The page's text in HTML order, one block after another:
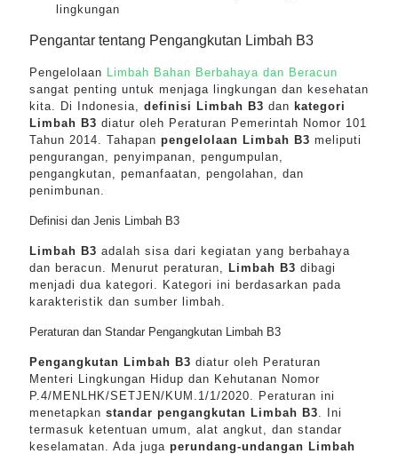
lingkungan
Pengantar tentang Pengangkutan Limbah B3
Pengelolaan Limbah Bahan Berbahaya dan Beracun
sangat penting untuk menjaga lingkungan dan kesehatan
kita. Di Indonesia, definisi Limbah B3 dan kategori
Limbah B3 diatur oleh Peraturan Pemerintah Nomor 101
Tahun 2014. Tahapan pengelolaan Limbah B3 meliputi
pengurangan, penyimpanan, pengumpulan,
pengangkutan, pemanfaatan, pengolahan, dan
penimbunan.
Definisi dan Jenis Limbah B3
Limbah B3 adalah sisa dari kegiatan yang berbahaya
dan beracun. Menurut peraturan, Limbah B3 dibagi
menjadi dua kategori. Kategori ini berdasarkan pada
karakteristik dan sumber limbah.
Peraturan dan Standar Pengangkutan Limbah B3
Pengangkutan Limbah B3 diatur oleh Peraturan
Menteri Lingkungan Hidup dan Kehutanan Nomor
P.4/MENLHK/SETJEN/KUM.1/1/2020. Peraturan ini
menetapkan standar pengangkutan Limbah B3. Ini
termasuk ketentuan umum, alat angkut, dan standar
keselamatan. Ada juga perundang-undangan Limbah